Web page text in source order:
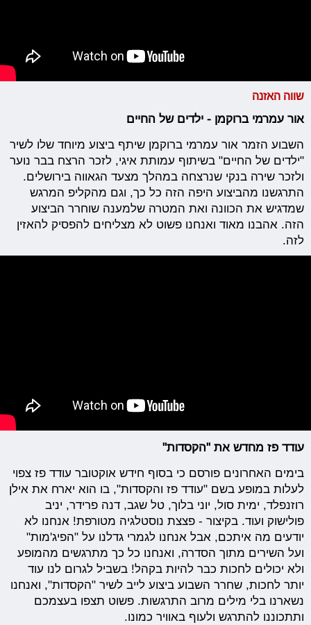
שווה האזנה
אור עמרמי ברוקמן - ילדים של החיים
השבוע הזמר אור עמרמי ברוקמן שיתף ביצוע מיוחד שלו לשיר
"ילדים של החיים" בשיתוף עמותת איגי, לזכר הרצח בבר נוער
ולזכר שירה בנקי שנרצחה במהלך מצעד הגאווה בירושלים.
התרגשנו מהביצוע היפה הזה כל כך, וגם מהקליפ המרגש
שמדגיש את הכוונה ואת המטרה שלמענה שוחרר הביצוע
הזה. אהבנו מאוד ואנחנו פשוט לא מצליחים להפסיק להאזין
לזה.
עודד פז מחדש את "הקסדות"
בימים האחרונים פורסם כי בסוף חידש אוקטובר עודד פז צפוי
לעלות במופע בשם "עודד פז והקסדות", בו הוא יארח את אילן
רוזנפלד, ימית סול, יוני בלוך, טל שגב, דנה פרידר, יניב
פולישוק ועוד. בקיצור - פצצת נוסטלגיה מטורפת! אנחנו לא
יודעים מה איתכם, אבל אנחנו לגמרי גדלנו על "הפיג'מות"
ועל השירים מתוך הסדרה, ואנחנו כל כך מתרגשים מהמופע
ולא יכולים לחכות כבר להיות בקהל! בשביל לגרום לנו עוד
יותר לחכות, שחרר השבוע ביצוע לייב לשיר "הקסדות", ואנחנו
נשארנו בלי מילים מרוב התרגשות. פשוט תצפו בעצמכם
ותתכוננו להתרגש ולעוף באוויר כמונו.